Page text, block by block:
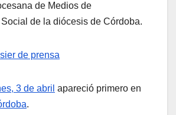
de Medios de
de la diócesis de Córdoba.
de prensa
3 de abril apareció primero en
.